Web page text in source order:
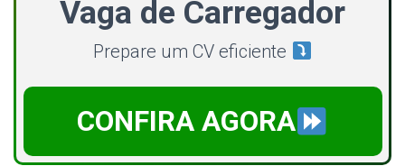
Vaga de Carregador
Prepare um CV eficiente
CONFIRA AGORA